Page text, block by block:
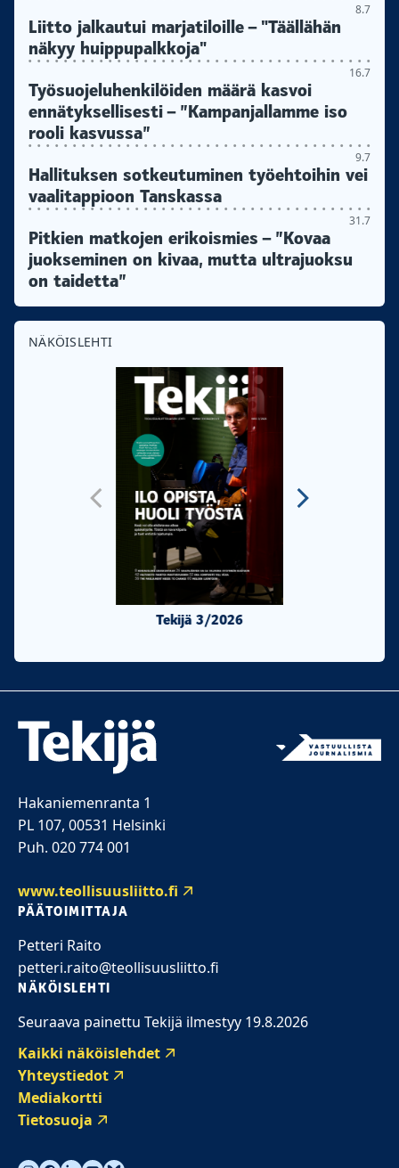
8.7
Liitto jalkautui marjatiloille – "Täällähän
näkyy huippupalkkoja"
16.7
Työsuojeluhenkilöiden määrä kasvoi
ennätyksellisesti – ”Kampanjallamme iso
rooli kasvussa”
9.7
Hallituksen sotkeutuminen työehtoihin vei
vaalitappioon Tanskassa
31.7
Pitkien matkojen erikoismies – ”Kovaa
juokseminen on kivaa, mutta ultrajuoksu
on taidetta”
NÄKÖISLEHTI
Tekijä 3/2026
Hakaniemenranta 1
PL 107, 00531 Helsinki
Puh. 020 774 001
www.teollisuusliitto.fi
PÄÄTOIMITTAJA
Petteri Raito
petteri.raito@teollisuusliitto.fi
NÄKÖISLEHTI
Seuraava painettu Tekijä ilmestyy 19.8.2026
Kaikki näköislehdet
Yhteystiedot
Mediakortti
Tietosuoja